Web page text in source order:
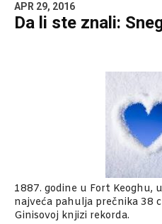
APR 29, 2016
Da li ste znali:
1887. godine u Fort Keoghu,
najveća pahulja prečnika 38
Ginisovoj knjizi rekorda.